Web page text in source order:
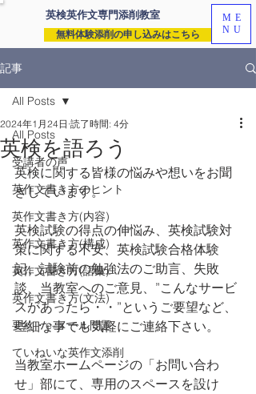
英検英作文専門添削教室
無料体験添削の申し込みはこちら
ME
NU
記事
All Posts
受講者の声
英作文書き方のヒント
英作文書き方(内容)
英作文書き方(構成)
英作文書き方(語彙)
英作文書き方(文法)
要約・e-メール問題
ていねいな英作文添削
All Posts
英検を語ろう
2024年1月24日 読了時間: 4分
英検に関する皆様の悩みや想いをお聞
きしています。
英検試験の得点の伸悩み、英検試験対
策に関する不安、英検試験合格体験
記、試験前の勉強法のご助言、失敗
談、当教室へのご意見、”こんなサービ
スがあったら・・”というご要望など、
些細な事でも気軽にご連絡下さい。
当教室ホームページの「お問い合わ
せ」部にて、専用のスペースを設け